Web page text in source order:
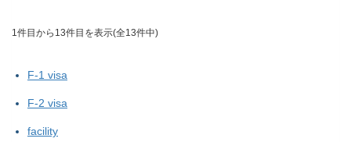
1件目から13件目を表示(全13件中)
F-1 visa
F-2 visa
facility